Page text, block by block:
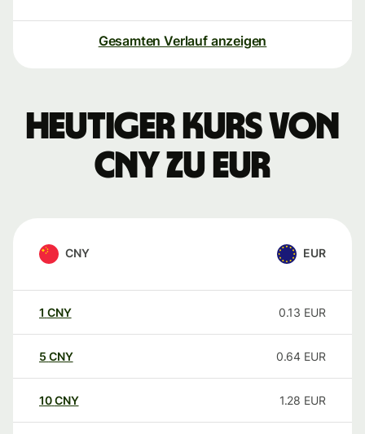
Gesamten Verlauf anzeigen
Heutiger Kurs von
CNY zu EUR
CNY EUR
1 CNY 0.13 EUR
5 CNY 0.64 EUR
10CNY 1.28 EUR